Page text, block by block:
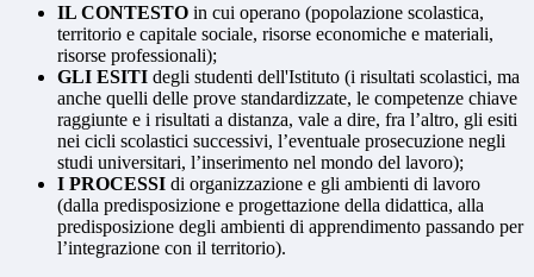
IL CONTESTO in cui operano (popolazione scolastica,
territorio e capitale sociale, risorse economiche e materiali,
risorse professionali);
GLI ESITI degli studenti dell'Istituto (i risultati scolastici, ma
anche quelli delle prove standardizzate, le competenze chiave
raggiunte e i risultati a distanza, vale a dire, fra l’altro, gli esiti
nei cicli scolastici successivi, l’eventuale prosecuzione negli
studi universitari, l’inserimento nel mondo del lavoro);
I PROCESSI di organizzazione e gli ambienti di lavoro
(dalla predisposizione e progettazione della didattica, alla
predisposizione degli ambienti di apprendimento passando per
l’integrazione con il territorio).